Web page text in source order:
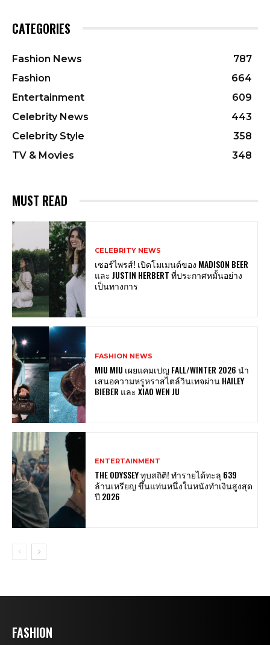
CATEGORIES
Fashion News
787
Fashion
664
Entertainment
609
Celebrity News
443
Celebrity Style
358
TV & Movies
348
MUST READ
CELEBRITY NEWS
เซอร์ไพรส์! เปิดโมเมนต์ของ MADISON BEER
และ JUSTIN HERBERT ที่ประกาศหมั้นอย่าง
เป็นทางการ
FASHION NEWS
MIU MIU เผยแคมเปญ FALL/WINTER 2026 นำ
เสนอความหรูหราสไตล์วินเทจผ่าน HAILEY
BIEBER และ XIAO WEN JU
ENTERTAINMENT
THE ODYSSEY ทุบสถิติ! ทำรายได้ทะลุ 639
ล้านเหรียญ ขึ้นแท่นหนึ่งในหนังทำเงินสูงสุด
ปี 2026
FASHION